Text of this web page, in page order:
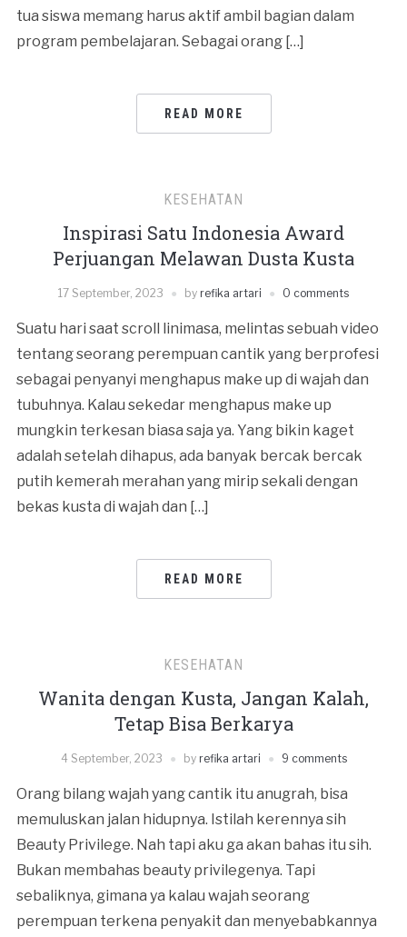
tua siswa memang harus aktif ambil bagian dalam
program pembelajaran. Sebagai orang […]
READ MORE
KESEHATAN
Inspirasi Satu Indonesia Award
Perjuangan Melawan Dusta Kusta
17 September, 2023 by refika artari 0 comments
Suatu hari saat scroll linimasa, melintas sebuah video
tentang seorang perempuan cantik yang berprofesi
sebagai penyanyi menghapus make up di wajah dan
tubuhnya. Kalau sekedar menghapus make up
mungkin terkesan biasa saja ya. Yang bikin kaget
adalah setelah dihapus, ada banyak bercak bercak
putih kemerah merahan yang mirip sekali dengan
bekas kusta di wajah dan […]
READ MORE
KESEHATAN
Wanita dengan Kusta, Jangan Kalah,
Tetap Bisa Berkarya
4 September, 2023 by refika artari 9 comments
Orang bilang wajah yang cantik itu anugrah, bisa
memuluskan jalan hidupnya. Istilah kerennya sih
Beauty Privilege. Nah tapi aku ga akan bahas itu sih.
Bukan membahas beauty privilegenya. Tapi
sebaliknya, gimana ya kalau wajah seorang
perempuan terkena penyakit dan menyebabkannya